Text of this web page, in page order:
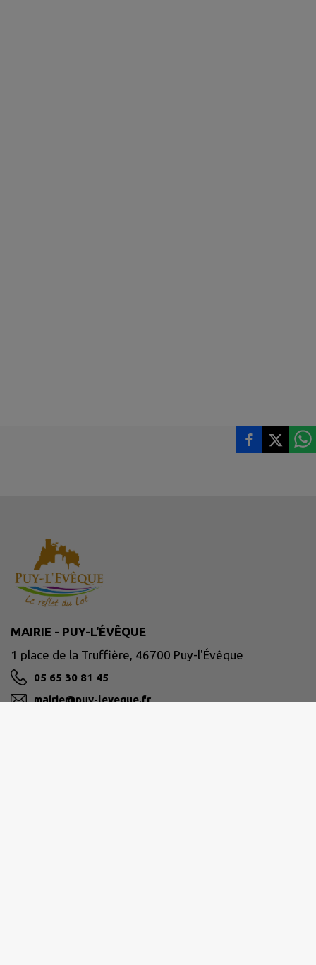
MAIRIE - PUY-L'ÉVÊQUE
1 place de la Truffière, 46700 Puy-l'Évêque
05 65 30 81 45
mairie@puy-leveque.fr